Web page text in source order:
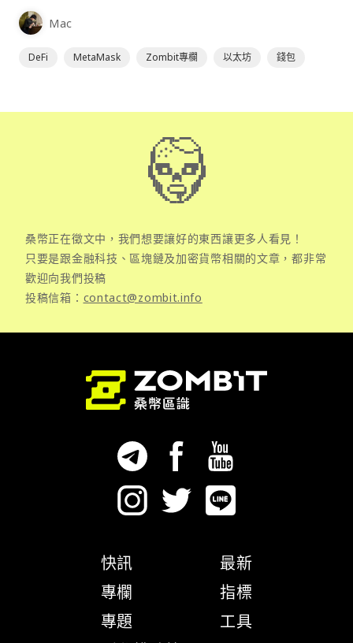
為插件使用，具備許多功能且使用上非常方便。
Mac
DeFi MetaMask Zombit專欄 以太坊 錢包
桑幣正在徵文中，我們想要讓好的東西讓更多人看見！
只要是跟金融科技、區塊鏈及加密貨幣相關的文章，都非常
歡迎向我們投稿
投稿信箱： contact@zombit.info
快訊
專欄
專題
最新
指標
工具